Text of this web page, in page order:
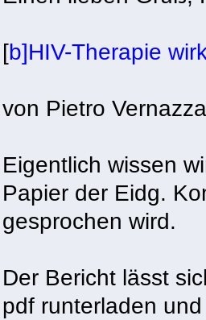
[b]HIV-Therapie
von Pietro Vernazza
Eigentlich wissen
Papier der Eidg.
gesprochen wird.
Der Bericht lässt
pdf runterladen